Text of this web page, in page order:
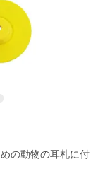
の動物の耳札に付